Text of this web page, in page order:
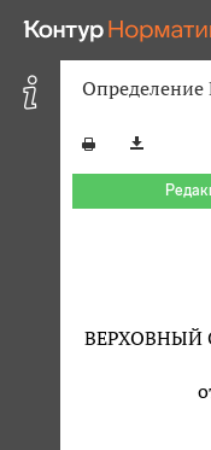
Определение
ВЕРХОВНЫЙ